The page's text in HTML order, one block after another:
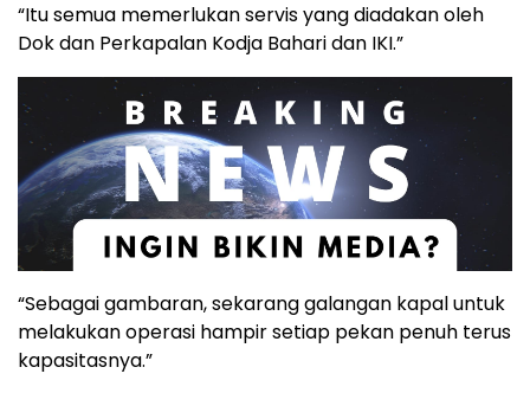
“Itu semua memerlukan servis yang diadakan oleh
Dok dan Perkapalan Kodja Bahari dan IKI.”
“Sebagai gambaran, sekarang galangan kapal untuk
melakukan operasi hampir setiap pekan penuh terus
kapasitasnya.”